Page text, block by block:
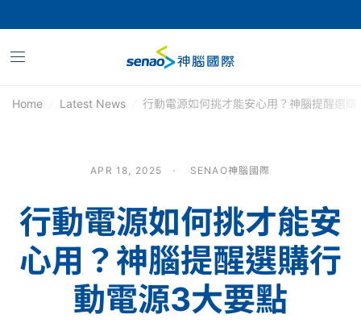
Home Latest News 行動電源如何挑才能安心用？神腦提醒選
APR 18, 2025 SENAO神腦國際
行動電源如何挑才能安
心用？神腦提醒選購行
動電源3大要點